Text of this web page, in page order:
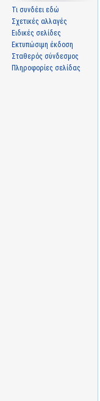
Τι συνδέει εδώ
Σχετικές αλλαγές
Ειδικές σελίδες
Εκτυπώσιμη έκδοση
Σταθερός σύνδεσμος
Πληροφορίες σελίδας